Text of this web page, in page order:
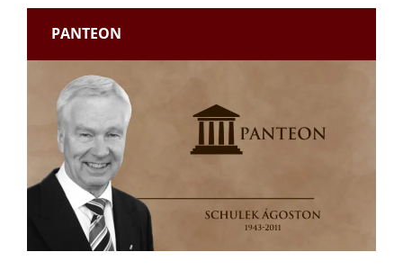
PANTEON